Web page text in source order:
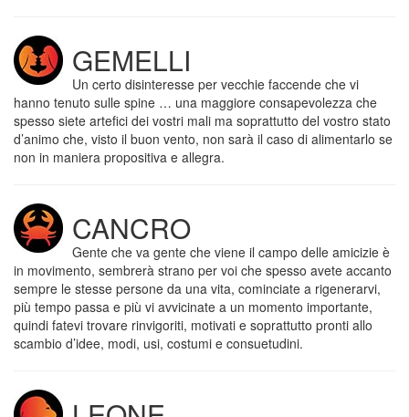
GEMELLI
Un certo disinteresse per vecchie faccende che vi
hanno tenuto sulle spine … una maggiore consapevolezza che
spesso siete artefici dei vostri mali ma soprattutto del vostro stato
d’animo che, visto il buon vento, non sarà il caso di alimentarlo se
non in maniera propositiva e allegra.
CANCRO
Gente che va gente che viene il campo delle amicizie è
in movimento, sembrerà strano per voi che spesso avete accanto
sempre le stesse persone da una vita, cominciate a rigenerarvi,
più tempo passa e più vi avvicinate a un momento importante,
quindi fatevi trovare rinvigoriti, motivati e soprattutto pronti allo
scambio d’idee, modi, usi, costumi e consuetudini.